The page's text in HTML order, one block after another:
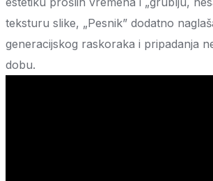
teksturu slike, „Pesnik” dodatno
generacijskog raskoraka i pripadanja
dobu.